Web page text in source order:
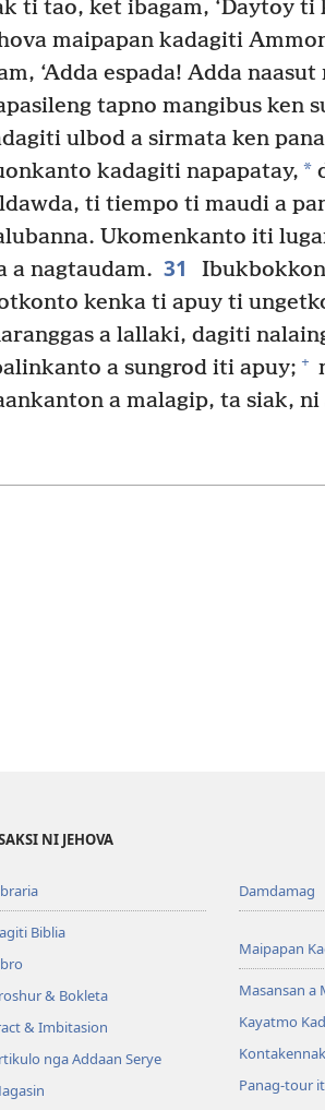
ti tao, ket ibagam, ‘Daytoy
maipapan kadagiti
‘Adda espada! Adda naasut
tapno mangibus ken
ulbod a sirmata ken
kadagiti napapatay, *
ti tiempo ti maudi a
Ukomenkanto iti
a nagtaudam. 31
kenka ti apuy ti
a lallaki, dagiti
a sungrod iti apuy; +
a malagip, ta siak,
NI JEHOVA
Biblia
& Bokleta
& Imbitasion
nga Addaan Serye
Damdamag
Maipapan
Masansan a
Kayatmo
Panag-tour